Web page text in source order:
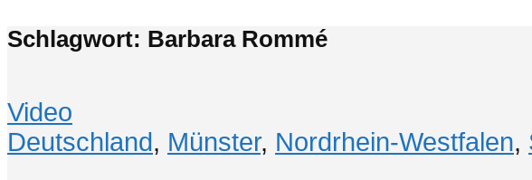
Schlagwort: Barbara Rommé
Video
Deutschland, Münster, Nordrhein-Westfalen,